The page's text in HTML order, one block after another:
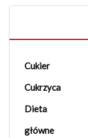
Cukier
Cukrzyca
Dieta
główne